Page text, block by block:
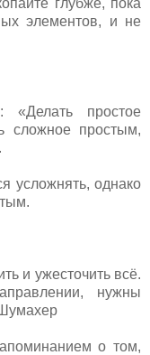
элементов, и не
«Делать простое
сложное простым,
усложнять, однако
и ужесточить всё.
нужны
о том,